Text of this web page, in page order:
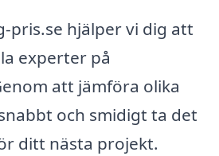
pris.se hjälper vi dig att
experter på
att jämföra olika
och smidigt ta det
ditt nästa projekt.